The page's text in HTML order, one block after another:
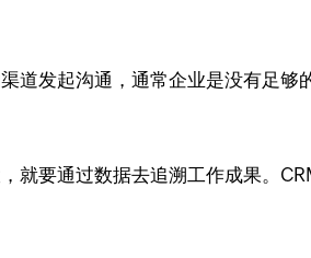
道发起沟通，通常企业是没有足够
就要通过数据去追溯工作成果。